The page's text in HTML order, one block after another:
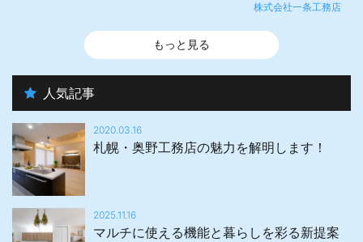
株式会社一条工務店
もっと見る
人気記事
2020.03.16
札幌・奥野工務店の魅力を解明します！
2025.11.16
マルチに使える機能と暮らしを彩る新提案